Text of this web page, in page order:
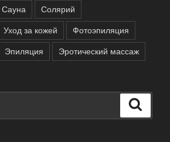
Сауна
Солярий
Уход за кожей
Фотоэпиляция
Эпиляция Эротический массаж